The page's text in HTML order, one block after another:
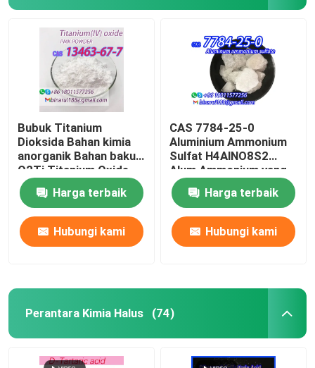
Bubuk Titanium
Dioksida Bahan kimia
anorganik Bahan baku
O2Ti Titanium Oxide
CAS 13463-67-7
Harga terbaik
Hubungi kami
CAS 7784-25-0
Aluminium Ammonium
Sulfat H4AlNO8S2
Alum Ammonium yang
Dikeringkan
Harga terbaik
Hubungi kami
Perantara Kimia Halus (74)